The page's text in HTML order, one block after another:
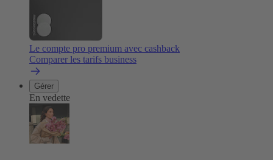
Le compte pro premium avec cashback
Comparer les tarifs business
Gérer
En vedette